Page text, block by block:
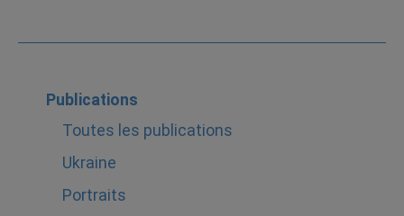
Publications
Toutes les publications
Ukraine
Portraits